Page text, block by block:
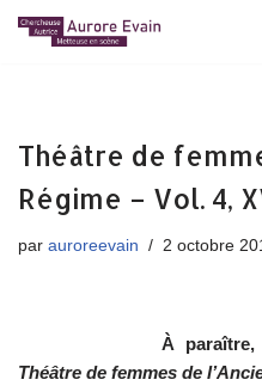
Théâtre de
Régime – Vol. 4,
par auroreevain 2 octobre
À paraître,
Théâtre de femmes de